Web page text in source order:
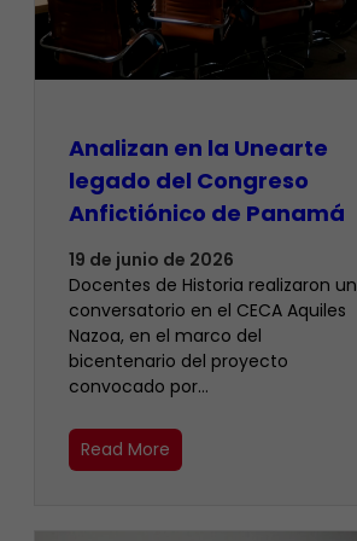
Analizan en la Unearte
legado del Congreso
Anfictiónico de Panamá
19 de junio de 2026
Docentes de Historia realizaron un
conversatorio en el CECA Aquiles
Nazoa, en el marco del
bicentenario del proyecto
convocado por…
Read More